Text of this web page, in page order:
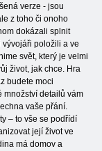
verze - jsou
z toho či onoho
dokázali splnit
položili a ve
svět, který je velmi
život, jak chce. Hra
budete moci
množství detailů vám
vaše přání.
– to vše se podřídí
její život ve
má domov a